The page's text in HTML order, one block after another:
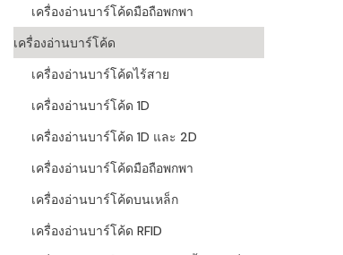
เครื่องอ่านบาร์โค้ดมือถือพกพา
เครื่องอ่านบาร์โค้ด
เครื่องอ่านบาร์โค้ดไร้สาย
เครื่องอ่านบาร์โค้ด 1D
เครื่องอ่านบาร์โค้ด 1D และ 2D
เครื่องอ่านบาร์โค้ดมือถือพกพา
เครื่องอ่านบาร์โค้ดบนเหล็ก
เครื่องอ่านบาร์โค้ด RFID